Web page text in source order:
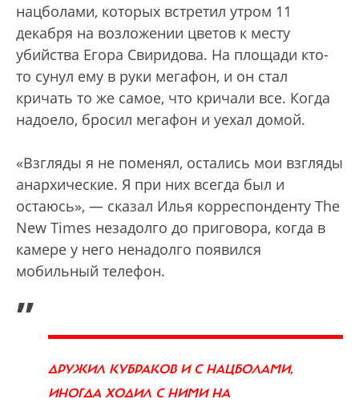
нацболами, которых встретил утром 11
декабря на возложении цветов к месту
убийства Егора Свиридова. На площади кто-
то сунул ему в руки мегафон, и он стал
кричать то же самое, что кричали все. Когда
надоело, бросил мегафон и уехал домой.
«Взгляды я не поменял, остались мои взгляды
анархические. Я при них всегда был и
остаюсь», — сказал Илья корреспонденту The
New Times незадолго до приговора, когда в
камере у него ненадолго появился
мобильный телефон.
„
ДРУЖИЛ КУБРАКОВ И С НАЦБОЛАМИ,
ИНОГДА ХОДИЛ С НИМИ НА